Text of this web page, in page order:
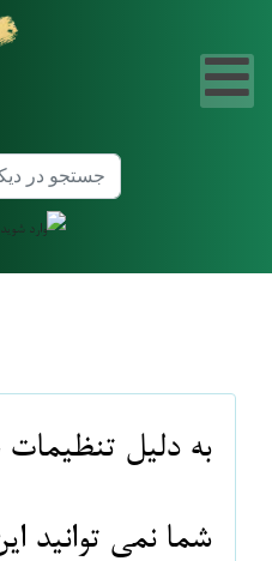
جستجو در دیکشنری دانمارکی و فارسی
info
به دلیل
شما نمی توانید